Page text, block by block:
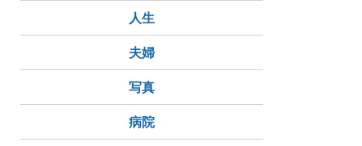
人生
夫婦
写真
病院